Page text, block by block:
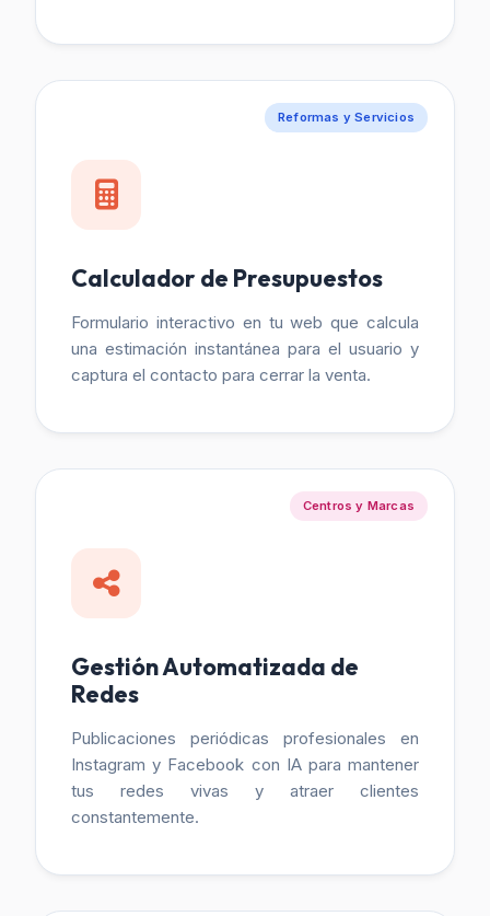
Reformas y Servicios
Calculador de Presupuestos
Formulario interactivo en tu web que calcula
una estimación instantánea para el usuario y
captura el contacto para cerrar la venta.
Centros y Marcas
Gestión Automatizada de
Redes
Publicaciones periódicas profesionales en
Instagram y Facebook con IA para mantener
tus redes vivas y atraer clientes
constantemente.